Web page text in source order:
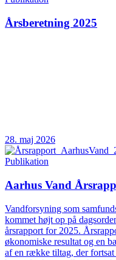
Årsberetning 2025
28. maj 2026
Publikation
Aarhus Vand
Vandforsyning som
kommet højt op på
årsrapport for 2025.
økonomiske resultat og en
af en række tiltag, der